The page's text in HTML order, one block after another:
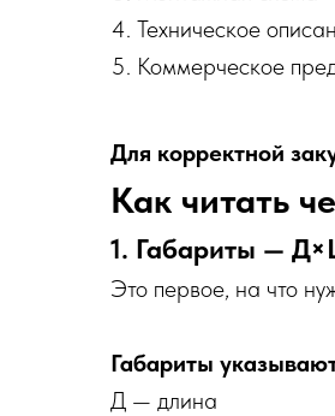
Техническое
Коммерческое
Для корректной
Как читать
1. Габариты —
Это первое, на что
Габариты
Д — длина